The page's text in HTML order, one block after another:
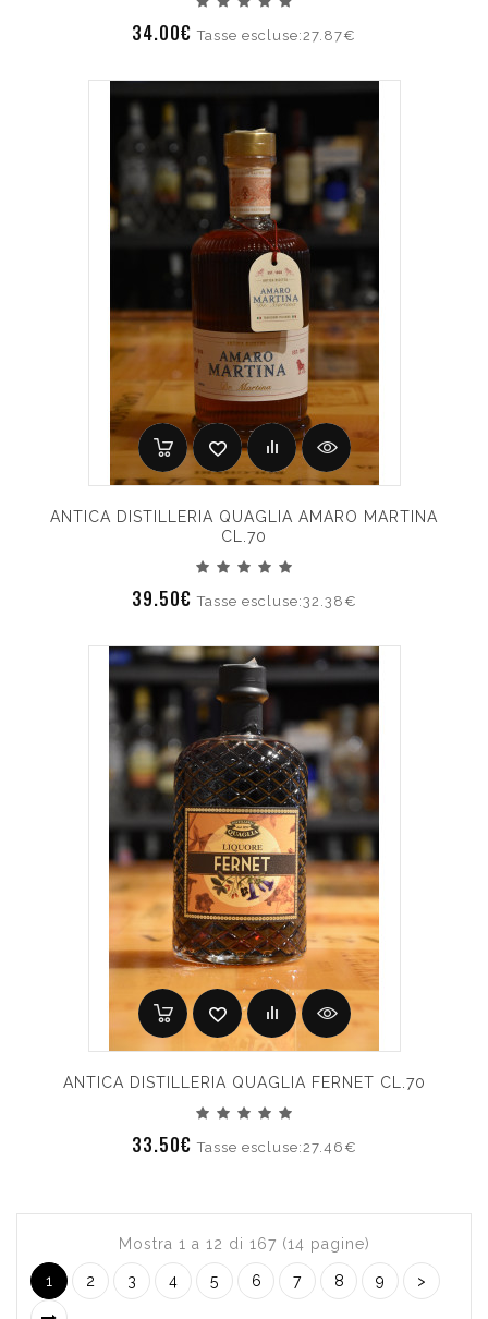
34.00€Tasse escluse:27.87€
ANTICA DISTILLERIA QUAGLIA AMARO MARTINA
CL.70
39.50€Tasse escluse:32.38€
ANTICA DISTILLERIA QUAGLIA FERNET CL.70
33.50€Tasse escluse:27.46€
Mostra 1 a 12 di 167 (14 pagine)
1 2 3 4 5 6 7 8 9 >